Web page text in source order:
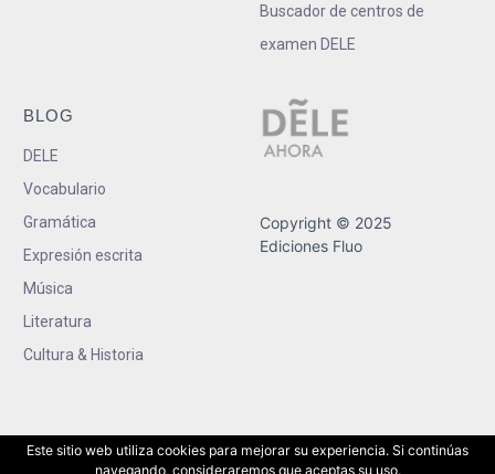
Buscador de centros de
examen DELE
BLOG
DELE
Vocabulario
Gramática
Expresión escrita
Música
Literatura
Cultura & Historia
Copyright © 2025
Ediciones Fluo
Este sitio web utiliza cookies para mejorar su experiencia. Si continúas
navegando, consideraremos que aceptas su uso.